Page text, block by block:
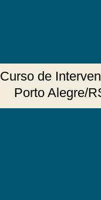
Curso de
Porto Alegre/